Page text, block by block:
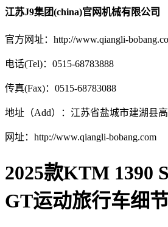
江苏J9集团(china)官网机械有限公司
官方网址：http://www.qiangli-
电话(Tel)：0515-68783888
传真(Fax)：0515-68783088
地址（Add）：江苏省盐城市建湖县
网址：http://www.qiangli-bobang.com
2025款KTM 1390
GT运动旅行车细